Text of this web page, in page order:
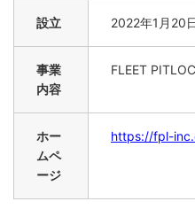
設立 2022年1月20
事業
内容
FLEET
ホー
ムペ
ージ
https://fpl-